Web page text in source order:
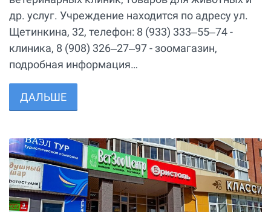
др. услуг. Учреждение находится по адресу ул.
Щетинкина, 32, телефон: 8 (933) 333‒55‒74 -
клиника, 8 (908) 326‒27‒97 - зоомагазин,
подробная информация…
ДАЛЬШЕ